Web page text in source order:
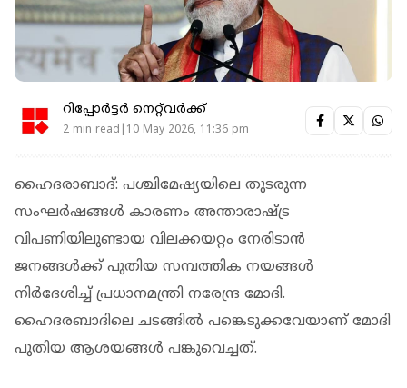
റിപ്പോർട്ടർ നെറ്റ്‌വര്‍ക്ക്‌
2 min read|10 May 2026, 11:36 pm
ഹൈദരാബാദ്: പശ്ചിമേഷ്യയിലെ തുടരുന്ന
സംഘർഷങ്ങൾ കാരണം അന്താരാഷ്ട്ര
വിപണിയിലുണ്ടായ വിലക്കയറ്റം നേരിടാൻ
ജനങ്ങൾക്ക് പുതിയ സമ്പത്തിക നയങ്ങൾ
നിർദേശിച്ച് പ്രധാനമന്ത്രി നരേന്ദ്ര മോദി.
ഹൈദരബാദിലെ ചടങ്ങിൽ പങ്കെടുക്കവേയാണ് മോദി
പുതിയ ആശയങ്ങൾ പങ്കുവെച്ചത്.